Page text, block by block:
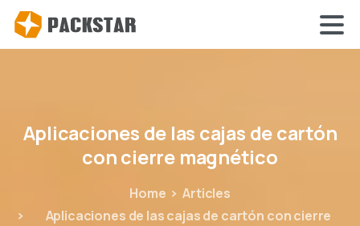
Aplicaciones de las cajas decartón
concierre magnético
Home
Articles
Aplicaciones de las cajas de cartón con cierre